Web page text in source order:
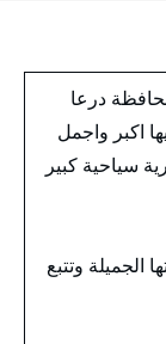
درعا
اكبر واجمل
سياحية كبير
الجميلة وتتبع